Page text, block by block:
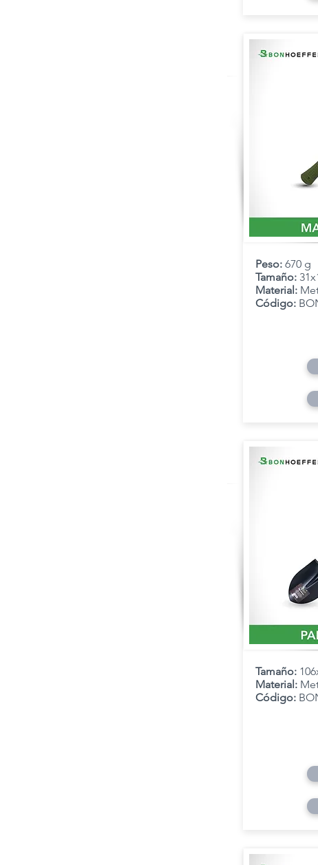
Peso: 670 g
Tamaño:
Material:
Código:
Tamaño:
Material:
Código: